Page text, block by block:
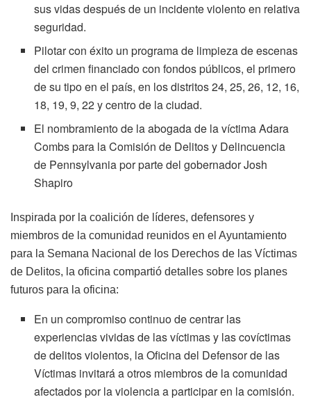
sus vidas después de un incidente violento en relativa
seguridad.
Pilotar con éxito un programa de limpieza de escenas
del crimen financiado con fondos públicos, el primero
de su tipo en el país, en los distritos 24, 25, 26, 12, 16,
18, 19, 9, 22 y centro de la ciudad.
El nombramiento de la abogada de la víctima Adara
Combs para la Comisión de Delitos y Delincuencia
de Pennsylvania por parte del gobernador Josh
Shapiro
Inspirada por la coalición de líderes, defensores y
miembros de la comunidad reunidos en el Ayuntamiento
para la Semana Nacional de los Derechos de las Víctimas
de Delitos, la oficina compartió detalles sobre los planes
futuros para la oficina:
En un compromiso continuo de centrar las
experiencias vividas de las víctimas y las covíctimas
de delitos violentos, la Oficina del Defensor de las
Víctimas invitará a otros miembros de la comunidad
afectados por la violencia a participar en la comisión.